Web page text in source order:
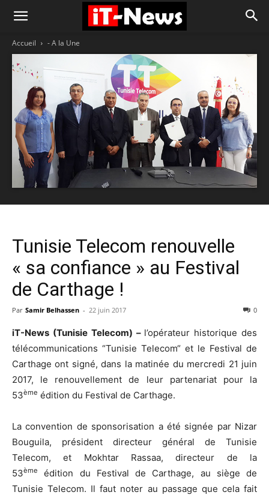
Accueil - A la Une
Tunisie Telecom renouvelle
« sa confiance » au Festival
de Carthage !
Par Samir Belhassen - 22 juin 2017 0
iT-News (Tunisie Telecom) – l’opérateur historique des
télécommunications “Tunisie Telecom“ et le Festival de
Carthage ont signé, dans la matinée du mercredi 21 juin
2017, le renouvellement de leur partenariat pour la
53ème édition du Festival de Carthage.
La convention de sponsorisation a été signée par Nizar
Bouguila, président directeur général de Tunisie
Telecom, et Mokhtar Rassaa, directeur de la
53ème
édition du Festival de Carthage, au siège de
Tunisie Telecom. Il faut noter au passage que cela fait